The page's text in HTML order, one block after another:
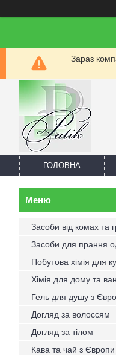
Зараз
ГОЛОВНА
Засоби від комах та
Засоби для прання
Побутова хімія для
Хімія для дому та
Гель для душу з
Догляд за волоссям
Догляд за тілом
Кава та чай з Європи